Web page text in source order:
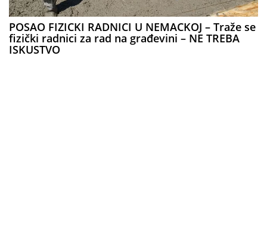
POSAO FIZICKI RADNICI U NEMACKOJ – Traže se
fizički radnici za rad na građevini – NE TREBA
ISKUSTVO